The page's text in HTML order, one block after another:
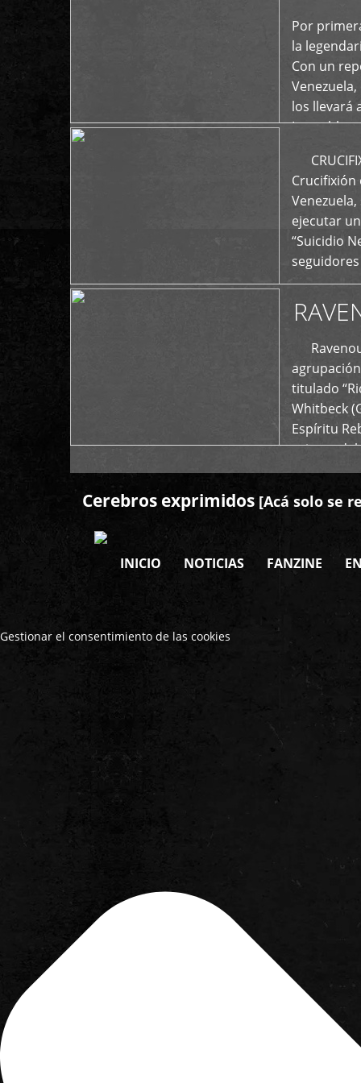
Por
la
Con un
los llevará
La
Crucifixión
ejecutar
“Suicidio
titulado
Whitbeck
Espíritu
oriente
Cerebros exprimidos [Acá solo se
INICIO NOTICIAS FANZINE
Gestionar el consentimiento de las cookies